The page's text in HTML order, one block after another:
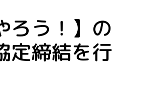
ろう！】の
定締結を行